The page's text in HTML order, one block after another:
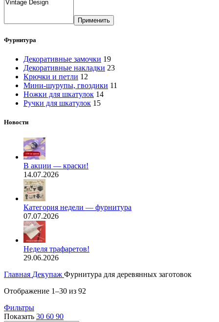
Применить
Фурнитура
Декоративные замочки 19
Декоративные накладки 23
Крючки и петли 12
Мини-шурупы, гвоздики 11
Ножки для шкатулок 14
Ручки для шкатулок 15
Новости
В акции — краски!
14.07.2026
Категория недели — фурнитура
07.07.2026
Неделя трафаретов!
29.06.2026
Главная Декупаж Фурнитура для деревянных заготовок
Отображение 1–30 из 92
Фильтры
Показать 30 60 90